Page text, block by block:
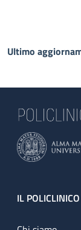
Ultimo
Footer
IL POLICLINICO